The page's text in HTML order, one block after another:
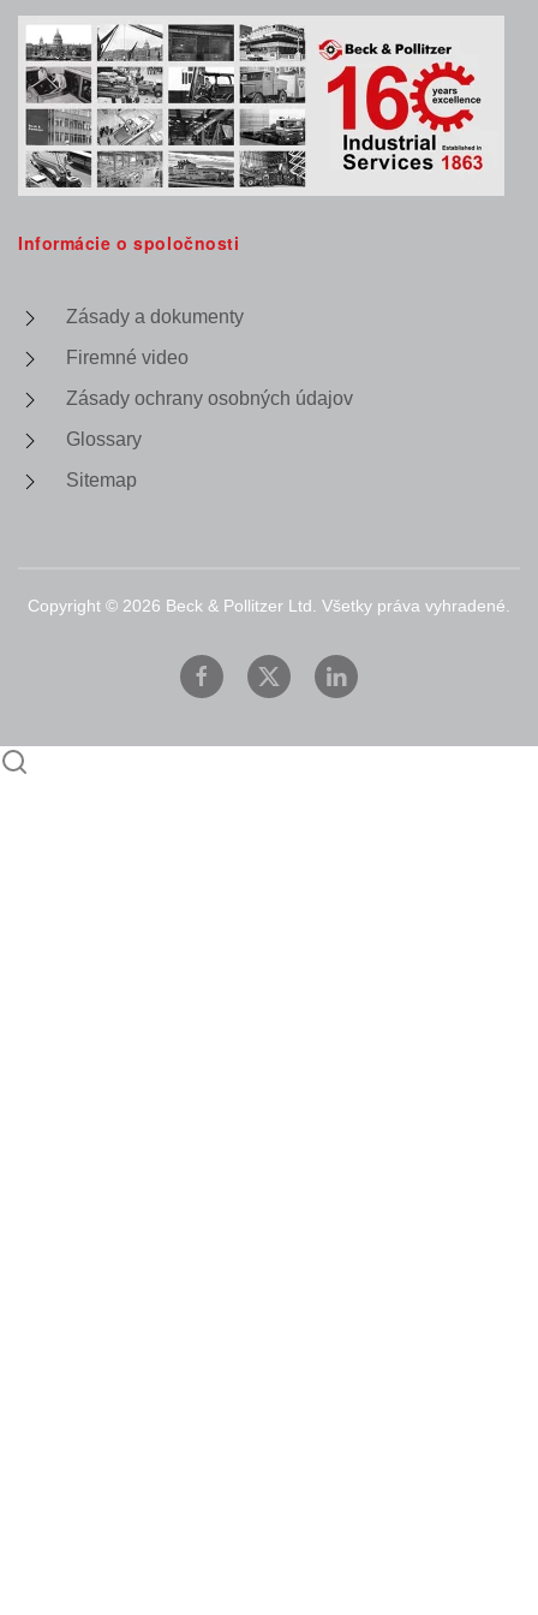
Informácie o spoločnosti
Zásady a dokumenty
Firemné video
Zásady ochrany osobných údajov
Glossary
Sitemap
Copyright © 2026 Beck & Pollitzer Ltd. Všetky práva vyhradené.